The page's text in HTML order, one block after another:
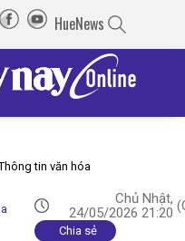
HueNews
tin văn hóa
Chủ Nhật,
24/05/2026 21:20
Chia sẻ